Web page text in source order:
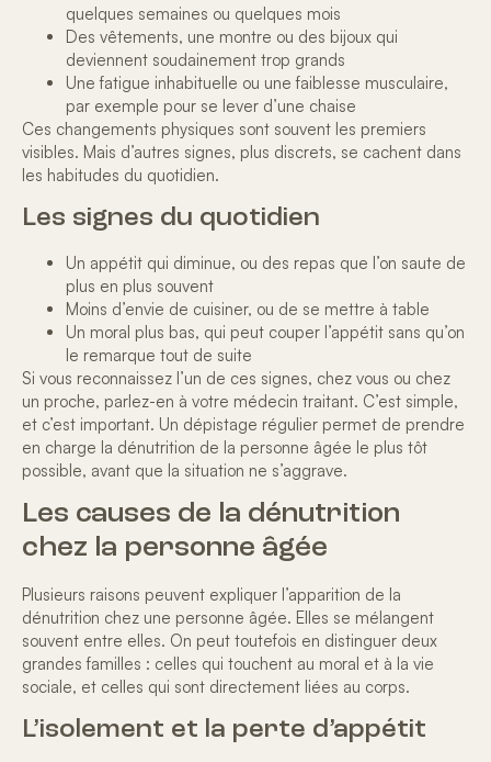
quelques semaines ou quelques mois
Des vêtements, une montre ou des bijoux qui
deviennent soudainement trop grands
Une fatigue inhabituelle ou une faiblesse musculaire,
par exemple pour se lever d’une chaise
Ces changements physiques sont souvent les premiers
visibles. Mais d’autres signes, plus discrets, se cachent dans
les habitudes du quotidien.
Les signes du quotidien
Un appétit qui diminue, ou des repas que l’on saute de
plus en plus souvent
Moins d’envie de cuisiner, ou de se mettre à table
Un moral plus bas, qui peut couper l’appétit sans qu’on
le remarque tout de suite
Si vous reconnaissez l’un de ces signes, chez vous ou chez
un proche, parlez-en à votre médecin traitant. C’est simple,
et c’est important. Un dépistage régulier permet de prendre
en charge la dénutrition de la personne âgée le plus tôt
possible, avant que la situation ne s’aggrave.
Les causes de la dénutrition
chez la personne âgée
Plusieurs raisons peuvent expliquer l’apparition de la
dénutrition chez une personne âgée. Elles se mélangent
souvent entre elles. On peut toutefois en distinguer deux
grandes familles : celles qui touchent au moral et à la vie
sociale, et celles qui sont directement liées au corps.
L’isolement et la perte d’appétit